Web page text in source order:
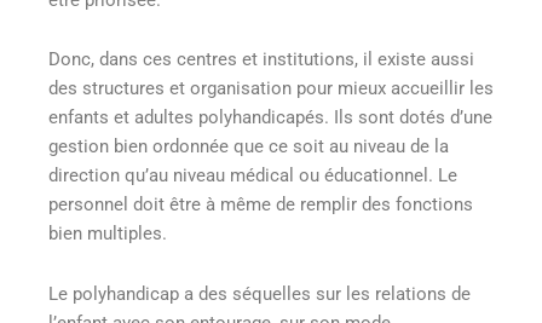
Donc, dans ces centres et institutions, il existe aussi
des structures et organisation pour mieux accueillir les
enfants et adultes polyhandicapés. Ils sont dotés d’une
gestion bien ordonnée que ce soit au niveau de la
direction qu’au niveau médical ou éducationnel. Le
personnel doit être à même de remplir des fonctions
bien multiples.
Le polyhandicap a des séquelles sur les relations de